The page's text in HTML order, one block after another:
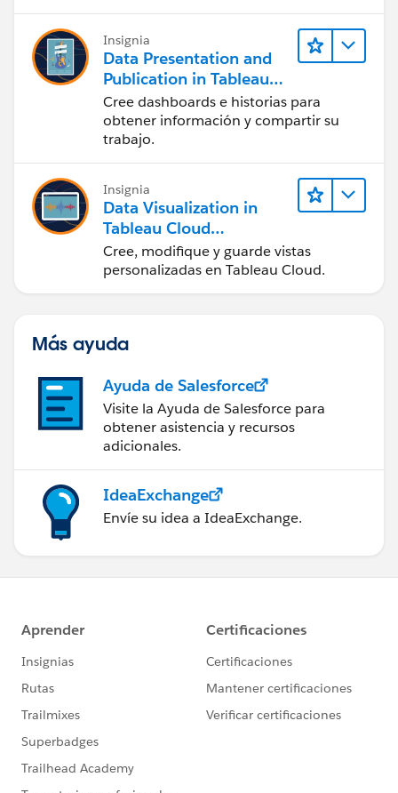
Insignia
Data Presentation and
Publication in Tableau
Desktop (Presentación
de datos y publicación
en Tableau Desktop)
Cree dashboards e historias para
obtener información y compartir su
trabajo.
Insignia
Data Visualization in
Tableau Cloud
(Visualización de datos
en Tableau Cloud)
Cree, modifique y guarde vistas
personalizadas en Tableau Cloud.
Más ayuda
Ayuda de Salesforce
Visite la Ayuda de Salesforce para
obtener asistencia y recursos
adicionales.
IdeaExchange
Envíe su idea a IdeaExchange.